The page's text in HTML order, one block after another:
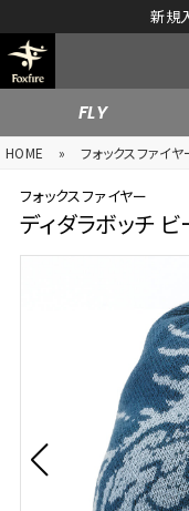
新規
FLY
HOME » フォックスファイヤ
フォックスファイヤー
ディダラボッチ